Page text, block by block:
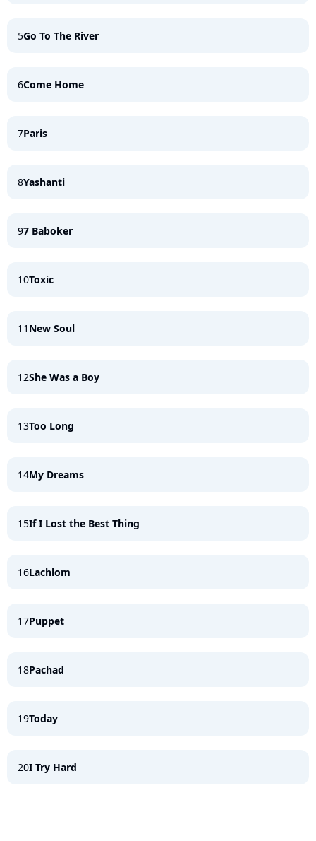
5Go To The River
6Come Home
7Paris
8Yashanti
97 Baboker
10Toxic
11 New Soul
12She Was a Boy
13Too Long
14My Dreams
15If I Lost the Best Thing
16Lachlom
17Puppet
18Pachad
19Today
20I Try Hard